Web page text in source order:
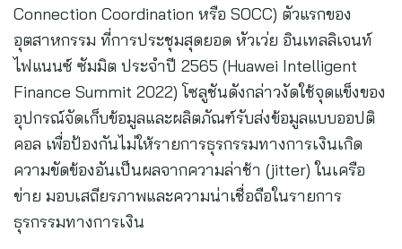
Connection Coordination หรือ SOCC) ตัวแรกของ
อุตสาหกรรม ที่การประชุมสุดยอด หัวเว่ย อินเทลลิเจนท์
ไฟแนนซ์ ซัมมิต ประจำปี 2565 (Huawei Intelligent
Finance Summit 2022) โซลูชันดังกล่าวงัดใช้จุดแข็งของ
อุปกรณ์จัดเก็บข้อมูลและผลิตภัณฑ์รับส่งข้อมูลแบบออปติ
คอล เพื่อป้องกันไม่ให้รายการธุรกรรมทางการเงินเกิด
ความขัดข้องอันเป็นผลจากความล่าช้า (jitter) ในเครือ
ข่าย มอบเสถียรภาพและความน่าเชื่อถือในรายการ
ธุรกรรมทางการเงิน